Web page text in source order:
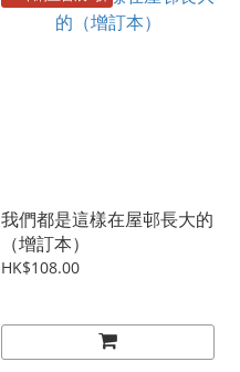
我們都是這樣在屋邨長大的
（增訂本）
HK$108.00